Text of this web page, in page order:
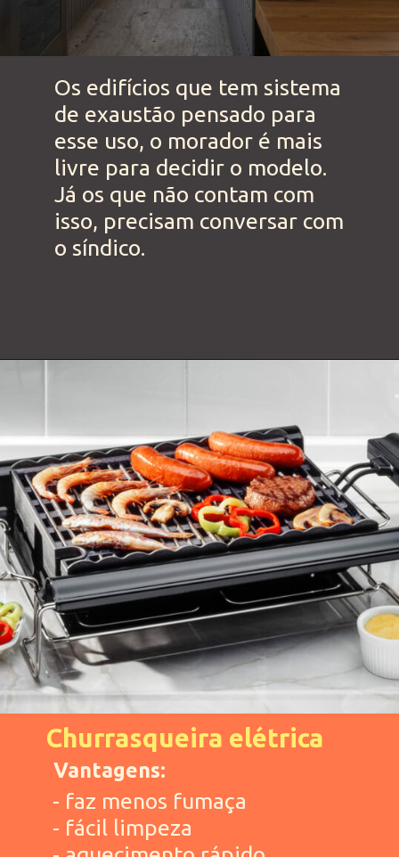
Os edifícios que tem sistema
de exaustão pensado para
esse uso, o morador é mais
livre para decidir o modelo.
Já os que não contam com
isso, precisam conversar com
o síndico.
- faz menos fumaça
- fácil limpeza
Churrasqueira elétrica
Vantagens: